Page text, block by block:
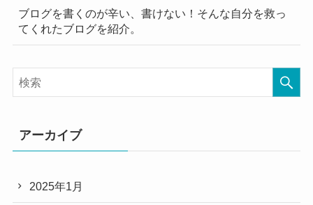
ブログを書くのが辛い、書けない！そんな自分を救っ
てくれたブログを紹介。
アーカイブ
2025年1月